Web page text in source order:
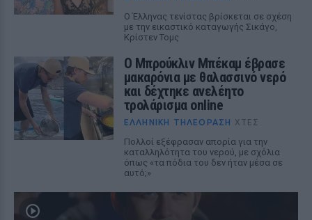
Ο Έλληνας τενίστας βρίσκεται σε σχέση
με την εικαστικό καταγωγής Σικάγο,
Κρίστεν Τομς
Ο Μπρούκλιν Μπέκαμ έβρασε
μακαρόνια με θαλασσινό νερό
και δέχτηκε ανελέητο
τρολάρισμα online
ΕΛΛΗΝΙΚΉ ΤΗΛΕΌΡΑΣΗ ΧΤΕΣ
Πολλοί εξέφρασαν απορία για την
καταλληλότητα του νερού, με σχόλια
όπως «τα πόδια του δεν ήταν μέσα σε
αυτό;»